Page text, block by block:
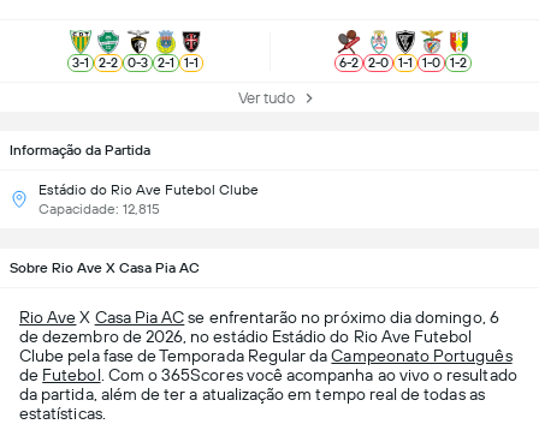
Informação da Partida
Estádio do Rio Ave Futebol Clube
Capacidade: 12,815
3-1 2-2 0-3 2-1 1-1 6-2 2-0 1-1 1-0 1-2
Ver tudo
Sobre Rio Ave X Casa Pia AC
Rio AveX Casa Pia ACse enfrentarão no próximo dia domingo, 6
de dezembro de 2026, no estádio Estádio do Rio Ave Futebol
Clube pela fase de Temporada Regular daCampeonato Português
de Futebol . Com o 365Scores você acompanha ao vivo o resultado
da partida, além de ter a atualização em tempo real de todas as
estatísticas.